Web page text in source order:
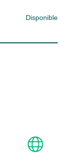
Disponible